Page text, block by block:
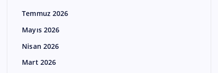
Temmuz 2026
Mayıs 2026
Nisan 2026
Mart 2026